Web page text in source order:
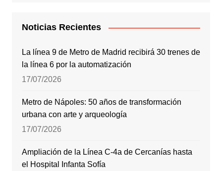
Noticias Recientes
La línea 9 de Metro de Madrid recibirá 30 trenes de
la línea 6 por la automatización
17/07/2026
Metro de Nápoles: 50 años de transformación
urbana con arte y arqueología
17/07/2026
Ampliación de la Línea C-4a de Cercanías hasta
el Hospital Infanta Sofía